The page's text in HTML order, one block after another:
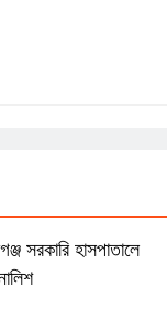
সরকারি হাসপাতালে